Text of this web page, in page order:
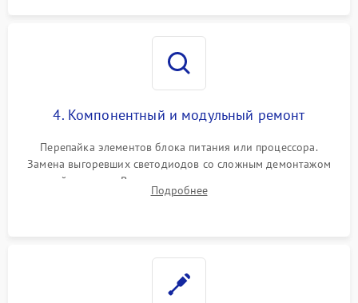
4. Компонентный и модульный ремонт
Перепайка элементов блока питания или процессора.
Замена выгоревших светодиодов со сложным демонтажом
хрупкой матрицы. Восстановление поврежденных дорожек,
прошивка микросхем памяти EEPROM
Подробнее